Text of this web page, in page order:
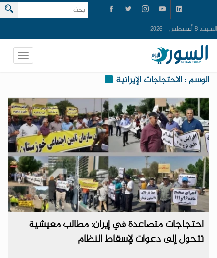
السبت, 8 أغسطس - 2026
الوسم : الاحتجاجات الإيرانية
احتجاجات متصاعدة في إيران: مطالب معيشية
تتحول إلى دعوات لإسقاط النظام